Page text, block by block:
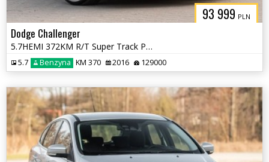
93 999 PLN
Dodge Challenger
5.7HEMI 372KM R/T Super Track Pack Navi Camera 20'' Performance !!!
5.7 Benzyna KM 370 2016 129000